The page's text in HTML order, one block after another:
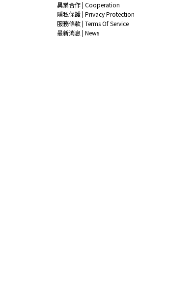
異業合作 | Cooperation
隱私保護 | Privacy Protection
服務條款 | Terms Of Service
最新消息 | News